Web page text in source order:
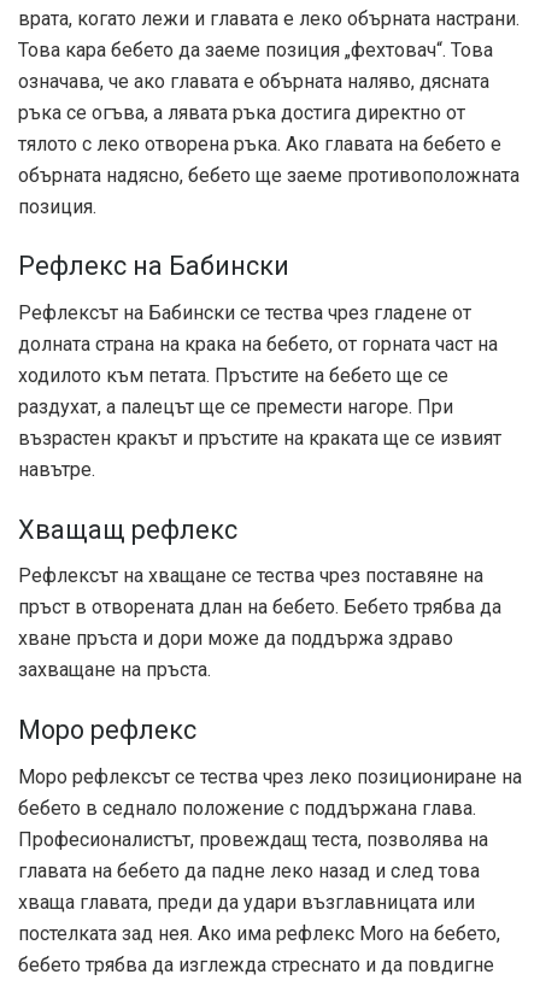
врата, когато лежи и главата е леко обърната настрани.
Това кара бебето да заеме позиция „фехтовач“. Това
означава, че ако главата е обърната наляво, дясната
ръка се огъва, а лявата ръка достига директно от
тялото с леко отворена ръка. Ако главата на бебето е
обърната надясно, бебето ще заеме противоположната
позиция.
Рефлекс на Бабински
Рефлексът на Бабински се тества чрез гладене от
долната страна на крака на бебето, от горната част на
ходилото към петата. Пръстите на бебето ще се
раздухат, а палецът ще се премести нагоре. При
възрастен кракът и пръстите на краката ще се извият
навътре.
Хващащ рефлекс
Рефлексът на хващане се тества чрез поставяне на
пръст в отворената длан на бебето. Бебето трябва да
хване пръста и дори може да поддържа здраво
захващане на пръста.
Моро рефлекс
Моро рефлексът се тества чрез леко позициониране на
бебето в седнало положение с поддържана глава.
Професионалистът, провеждащ теста, позволява на
главата на бебето да падне леко назад и след това
хваща главата, преди да удари възглавницата или
постелката зад нея. Ако има рефлекс Moro на бебето,
бебето трябва да изглежда стреснато и да повдигне